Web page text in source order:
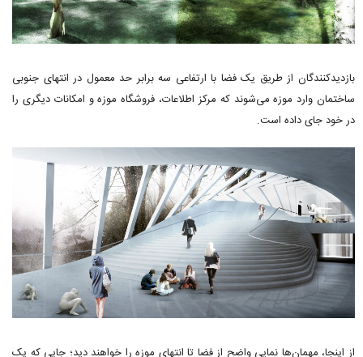
بازدیدکنندگان از طریق یک فضا با ارتفاعی سه برابر حد معمول در انتهای جنوبی
ساختمان وارد موزه می‌شوند که مرکز اطلاعات، فروشگاه موزه و امکانات دیگری را
در خود جای داده است.
از اینجا، مهمان‌ها نمایی واضح از فضا تا انتهای موزه را خواهند دید؛ جایی که یک